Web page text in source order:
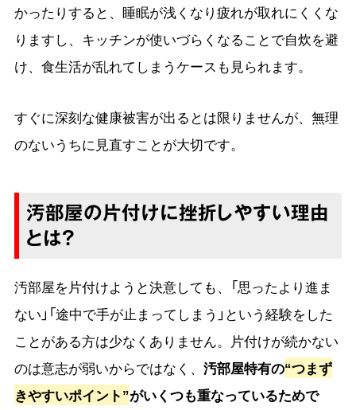
かったりすると、睡眠が浅くなり疲れが取れにくくな
りますし、キッチンが使いづらくなることで自炊を避
け、食生活が乱れてしまうケースも見られます。
すぐに深刻な健康被害が出るとは限りませんが、無理
のないうちに見直すことが大切です。
汚部屋の片付けに挫折しやすい理由
とは？
汚部屋を片付けようと決意しても、「思ったより進ま
ない」「途中で手が止まってしまう」という経験をした
ことがある方は少なくありません。片付けが続かない
のは意志が弱いからではなく、 汚部屋特有の“つまず
きやすいポイント”がいくつも重なっているためで